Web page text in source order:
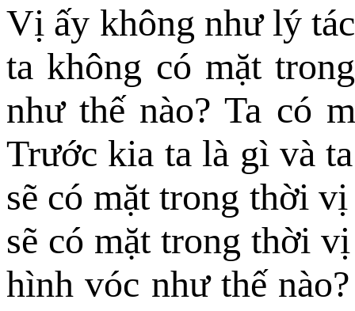
Vị ấy không như lý
ta không có mặt
như thế nào? Ta có
Trước kia ta là gì và
sẽ có mặt trong thời
sẽ có mặt trong thời
hình vóc như thế